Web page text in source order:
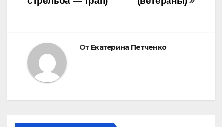
От Екатерина Петченко